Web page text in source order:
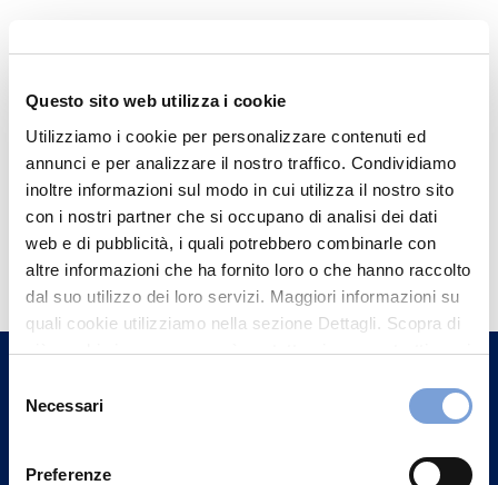
Questo sito web utilizza i cookie
Utilizziamo i cookie per personalizzare contenuti ed
annunci e per analizzare il nostro traffico. Condividiamo
inoltre informazioni sul modo in cui utilizza il nostro sito
con i nostri partner che si occupano di analisi dei dati
web e di pubblicità, i quali potrebbero combinarle con
altre informazioni che ha fornito loro o che hanno raccolto
dal suo utilizzo dei loro servizi. Maggiori informazioni su
quali cookie utilizziamo nella sezione Dettagli. Scopra di
più su chi siamo, come può contattarci e come trattiamo i
può trovare nel footer del sito nella sezione "Informativa
delNecessari
Preferenze
Hai bisogno di
informazioni?
Trova l'Agenzia più vicina a te e parla con
un nostro Agente.
Contattaci